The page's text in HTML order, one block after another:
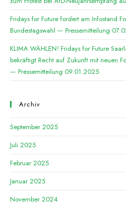
Fridays for Future fordert am Infostand
Bundestagswahl — Pressemitteilung
KLIMA WÄHLEN! Fridays for Future
bekräftigt Recht auf Zukunft mit neuen
— Pressemitteilung 09.01.2025
Archiv
September 2025
Juli 2025
Februar 2025
Januar 2025
November 2024